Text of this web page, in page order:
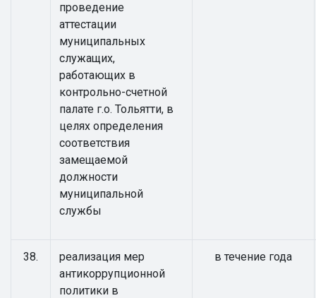
проведение
аттестации
муниципальных
служащих,
работающих в
контрольно-счетной
палате г.о. Тольятти, в
целях определения
соответствия
замещаемой
должности
муниципальной
службы
38.
реализация мер
антикоррупционной
политики в
в течение года